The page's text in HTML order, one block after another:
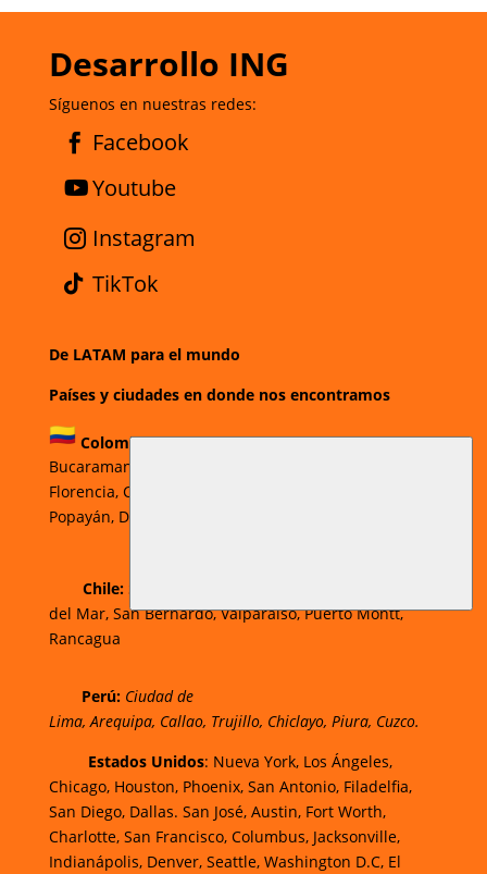
Desarrollo ING
Síguenos en nuestras redes:
Facebook
Youtube
Instagram
TikTok
De LATAM para el mundo
Países y ciudades en donde nos encontramos
Colombia: Bogotá,Cali, Medellín, Barranquilla,
Bucaramanga,
Florencia, Cartagena,
Popayán, Duitama,
Chile:Santiago, Puente Alto, Antofagasta, Viña
del Mar, San Bernardo, Valparaíso, Puerto Montt,
Rancagua
Perú: Ciudad de
Lima,Arequipa, Callao, Trujillo, Chiclayo, Piura, Cuzco.
Estados Unidos: Nueva York, Los Ángeles,
Chicago, Houston, Phoenix, San Antonio, Filadelfia,
San Diego, Dallas. San José, Austin, Fort Worth,
Charlotte, San Francisco, Columbus, Jacksonville,
Indianápolis, Denver, Seattle, Washington D.C, El